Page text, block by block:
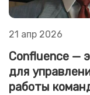
21 апр 2026
Confluence —
для
работы